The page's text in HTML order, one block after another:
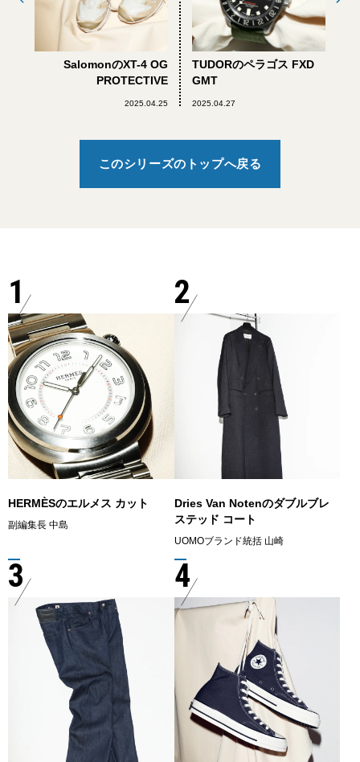
SalomonのXT-4 OG
PROTECTIVE
2025.04.25
TUDORのペラゴス FXD
GMT
2025.04.27
このシリーズのトップへ戻る
1
HERMÈSのエルメス カット
副編集長 中島
2
Dries Van Notenのダブルブレ
ステッド コート
UOMOブランド統括 山崎
3 4